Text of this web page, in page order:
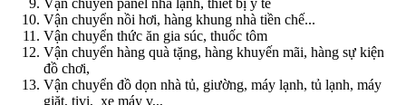
Vận chuyển panel nhà lạnh, thiết bị y tế
Vận chuyển nồi hơi, hàng khung nhà tiền chế...
Vận chuyển thức ăn gia súc, thuốc tôm
Vận chuyển hàng quà tặng, hàng khuyến mãi, hàng sự kiện
đồ chơi,
Vận chuyển đồ dọn nhà tủ, giường, máy lạnh, tủ lạnh, máy
giặt, tivi, xe máy v,,,